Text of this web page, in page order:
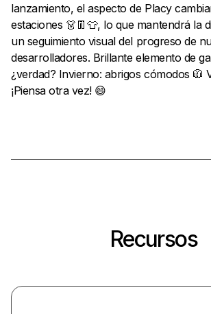
lanzamiento, el aspecto de Placy
estaciones 👗👖👕, lo que mantendrá la
un seguimiento visual del progreso de
desarrolladores. Brillante elemento de
¿verdad? Invierno: abrigos cómodos 🧥
¡Piensa otra vez! 😄
Recursos